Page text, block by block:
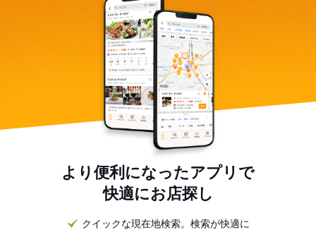
より便利になったアプリで
快適にお店探し
クイックな現在地検索。検索が快適に